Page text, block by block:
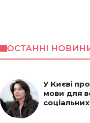
ОСТАННІ
У Києві
мови для